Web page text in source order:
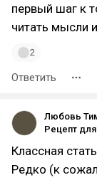
первый шаг к
читать мысли
2
Ответить
Любовь
Рецепт
Классная
Редко (к